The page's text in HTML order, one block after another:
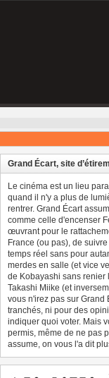
Grand Écart, site
Le cinéma est un lieu
quand il n'y a plus de
rentrer. Grand Écart
comme celle d'encenser
œuvrant pour le
France (ou pas), de
temps réel sans pour
merdes en salle (et vice
de Kobayashi sans renier
Takashi Miike (et
vous n'irez pas sur Grand
tranchés, ni pour des
indiquer quoi voter. Mais
permis, même de ne pas
assume, on vous l'a dit